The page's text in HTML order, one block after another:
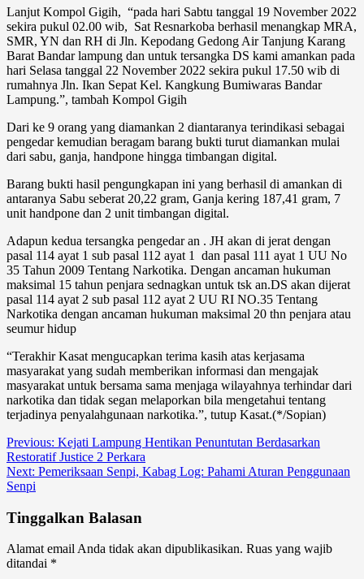
Lanjut Kompol Gigih, “pada hari Sabtu tanggal 19 November 2022
sekira pukul 02.00 wib, Sat Resnarkoba berhasil menangkap MRA,
SMR, YN dan RH di Jln. Kepodang Gedong Air Tanjung Karang
Barat Bandar lampung dan untuk tersangka DS kami amankan pada
hari Selasa tanggal 22 November 2022 sekira pukul 17.50 wib di
rumahnya Jln. Ikan Sepat Kel. Kangkung Bumiwaras Bandar
Lampung.”, tambah Kompol Gigih
Dari ke 9 orang yang diamankan 2 diantaranya terindikasi sebagai
pengedar kemudian beragam barang bukti turut diamankan mulai
dari sabu, ganja, handpone hingga timbangan digital.
Barang bukti hasil pengungkapan ini yang berhasil di amankan di
antaranya Sabu seberat 20,22 gram, Ganja kering 187,41 gram, 7
unit handpone dan 2 unit timbangan digital.
Adapun kedua tersangka pengedar an . JH akan di jerat dengan
pasal 114 ayat 1 sub pasal 112 ayat 1 dan pasal 111 ayat 1 UU No
35 Tahun 2009 Tentang Narkotika. Dengan ancaman hukuman
maksimal 15 tahun penjara sednagkan untuk tsk an.DS akan dijerat
pasal 114 ayat 2 sub pasal 112 ayat 2 UU RI NO.35 Tentang
Narkotika dengan ancaman hukuman maksimal 20 thn penjara atau
seumur hidup
“Terakhir Kasat mengucapkan terima kasih atas kerjasama
masyarakat yang sudah memberikan informasi dan mengajak
masyarakat untuk bersama sama menjaga wilayahnya terhindar dari
narkotika dan tidak segan melaporkan bila mengetahui tentang
terjadinya penyalahgunaan narkotika.”, tutup Kasat.(*/Sopian)
Post
navigation
Previous: Kejati Lampung Hentikan Penuntutan Berdasarkan
Restoratif Justice 2 Perkara
Next: Pemeriksaan Senpi, Kabag Log: Pahami Aturan Penggunaan
Senpi
Tinggalkan Balasan
Alamat email Anda tidak akan dipublikasikan. Ruas yang wajib
ditandai *